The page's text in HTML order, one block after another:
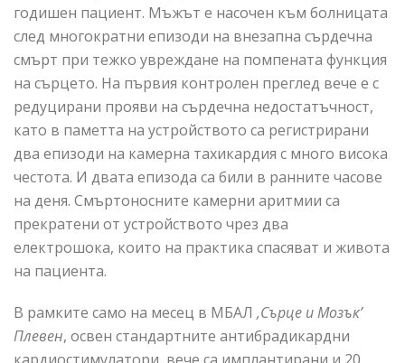
годишен пациент. Мъжът е насочен към болницата
след многократни епизоди на внезапна сърдечна
смърт при тежко увреждане на помпената функция
на сърцето. На първия контролен преглед вече е с
редуцирани прояви на сърдечна недостатъчност,
като в паметта на устройството са регистрирани
два епизоди на камерна тахикардия с много висока
честота. И двата епизода са били в ранните часове
на деня. Смъртоносните камерни аритмии са
прекратени от устройството чрез два
електрошока, които на практика спасяват и живота
на пациента.
В рамките само на месец в МБАЛ ,Сърце и Мозък’
Плевен, освен стандартните антибрадикардни